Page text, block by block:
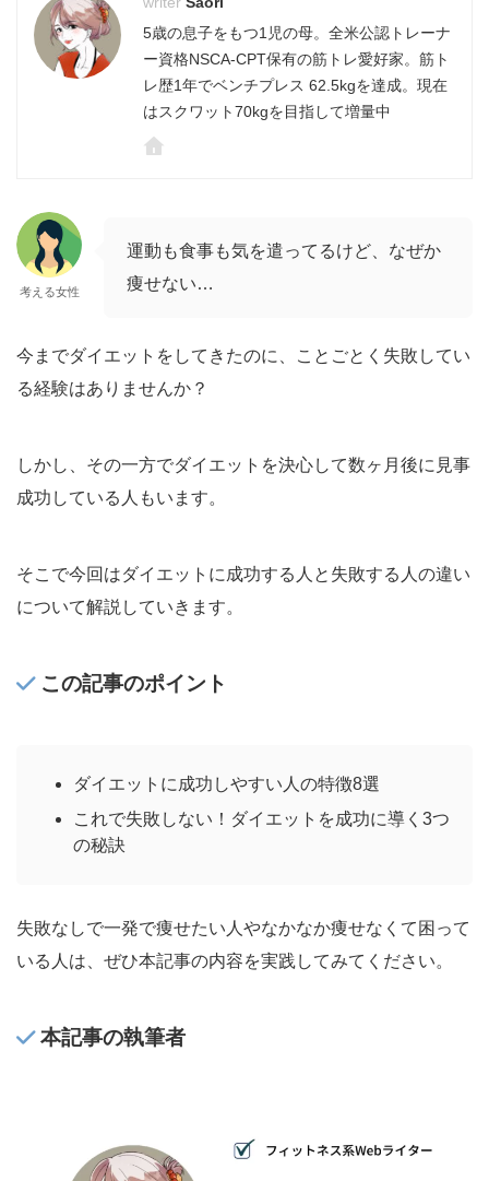
5歳の息子をもつ1児の母。全米公認トレーナ
ー資格NSCA-CPT保有の筋トレ愛好家。筋ト
レ歴1年でベンチプレス 62.5kgを達成。現在
はスクワット70kgを目指して増量中
考える女性
運動も食事も気を遣ってるけど、なぜか
痩せない…
今までダイエットをしてきたのに、ことごとく失敗してい
る経験はありませんか？
しかし、その一方でダイエットを決心して数ヶ月後に見事
成功している人もいます。
そこで今回はダイエットに成功する人と失敗する人の違い
について解説していきます。
この記事のポイント
ダイエットに成功しやすい人の特徴8選
これで失敗しない！ダイエットを成功に導く3つ
の秘訣
失敗なしで一発で痩せたい人やなかなか痩せなくて困って
いる人は、ぜひ本記事の内容を実践してみてください。
本記事の執筆者